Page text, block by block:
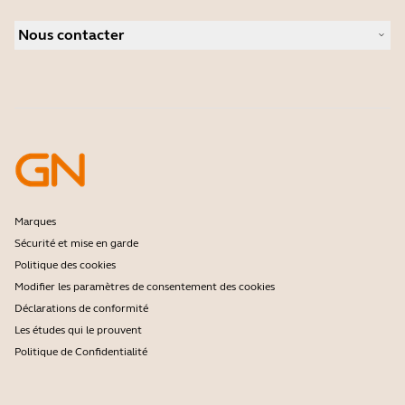
Caméras personnelles
Logiciels
Distributeurs
Nous contacter
Programme Développeurs
Programme Partenaires
Politique de fin de vie de l'entreprise
Marques
Sécurité et mise en garde
Politique des cookies
Modifier les paramètres de consentement des cookies
Déclarations de conformité
Les études qui le prouvent
Politique de Confidentialité